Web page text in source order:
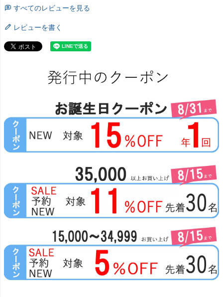
すべてのレビューを見る
レビューを書く